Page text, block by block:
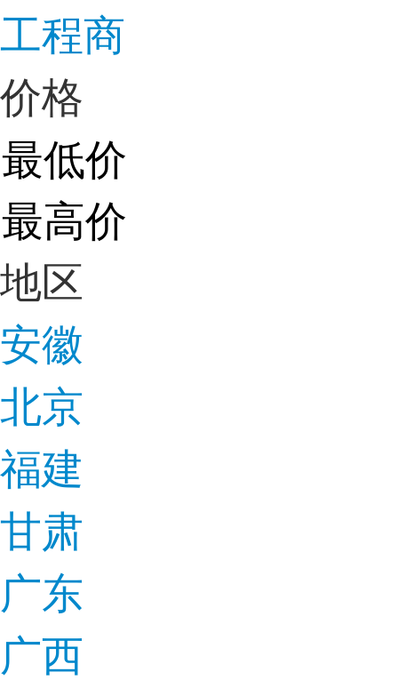
工程商
价格
地区
安徽
北京
福建
甘肃
广东
广西